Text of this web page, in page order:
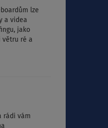
lze
a videa
jako
větru ré a
rádi vám